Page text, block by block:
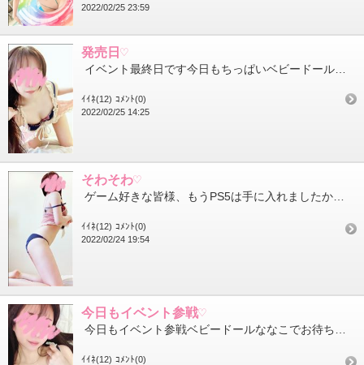
2022/02/25 23:59
発売日♡
ｲｲﾈ(12) ｺﾒﾝﾄ(0)
2022/02/25 14:25
そわそわ♡
ｲｲﾈ(12) ｺﾒﾝﾄ(0)
2022/02/24 19:54
今日もイベント参戦♡
ｲｲﾈ(12) ｺﾒﾝﾄ(0)